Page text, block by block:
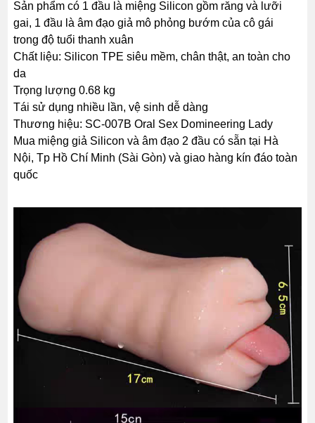
Sản phẩm có 1 đầu là miệng Silicon gồm răng và lưỡi
gai, 1 đầu là âm đạo giả mô phỏng bướm của cô gái
trong độ tuổi thanh xuân
Chất liệu: Silicon TPE siêu mềm, chân thật, an toàn cho
da
Trọng lượng 0.68 kg
Tái sử dụng nhiều lần, vệ sinh dễ dàng
Thương hiệu: SC-007B Oral Sex Domineering Lady
Mua miệng giả Silicon và âm đạo 2 đầu có sẵn tại Hà
Nội, Tp Hồ Chí Minh (Sài Gòn) và giao hàng kín đáo toàn
quốc